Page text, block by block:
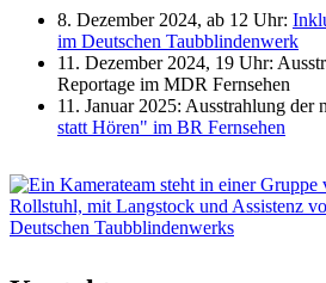
8. Dezember 2024, ab 12 Uhr:
im Deutschen Taubblindenwerk
11. Dezember 2024, 19 Uhr:
Reportage im MDR Fernsehen
11. Januar 2025: Ausstrahlung der
statt Hören" im BR Fernsehen